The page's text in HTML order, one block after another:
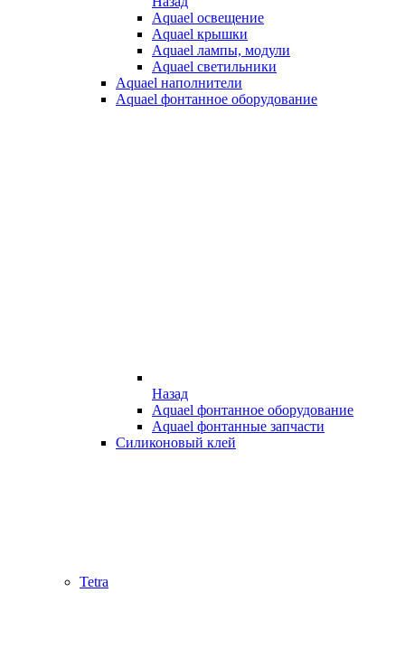
Aquael освещение
Aquael крышки
Aquael лампы, модули
Aquael светильники
Aquael наполнители
Aquael фонтанное оборудование
Назад
Aquael фонтанное оборудование
Aquael фонтанные запчасти
Силиконовый клей
Tetra